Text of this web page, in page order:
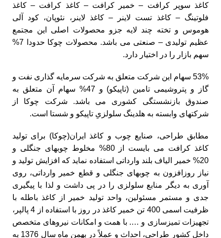
کاغذ سوپر کرافت – خمیر کرافت – کاغذ کرافت – کاغذ
فلوتینگ – کاغذ تست لاینر – کاغذ لاینر، نئوپان، کود آلی
هوموس و تخته چند لایه جزو محصولات اصلی این مجتمع
عظیم تولیدی – صنعتی می باشد. محصولات چوکا حدودا 7%
سهم بازار را در اختیار دارد.
53% سهام این شرکت متعلق به شرکت سرمایه گذاری نفت و
گاز و پتروشیمی تامین (تاپیکو) و 47% سهام آن متعلق به
صندوق بازنشستگی کشوری می باشد. شرکت چوکا از
شرکتهای وابسته به هلدینگ سلولزیِ تاپیکو و شستا است.
مطابق طراحی، صنایع چوب و کاغذ ایران(چوکا) برای تولید
کاغذ کرافت می بایست از 80% مخلوط چوبهای جنگلی و
20% خمیر الیاف بلند وارداتی استفاده نماید که افزایش تولید و
نیاز روزافزون به چوبهای جنگلی و قطع خمیر وارداتی، روی
آوری به دیگر منابع سلولزی را در پی داشت و لذا با پیگیری
جدی و مستمر مسئولین، واحد تولید خمیر از کاغذ باطله با
ظرفیت اسمی 400 تن خمیر کاغذ در روز با استفاده از 4 پالپر،
تجهیزات تمیزسازی و …. با همت و امکانات نیروهای متخصص
داخل کشور طراحی، احداث و عملاً در بهمن ماه سال 1376 به